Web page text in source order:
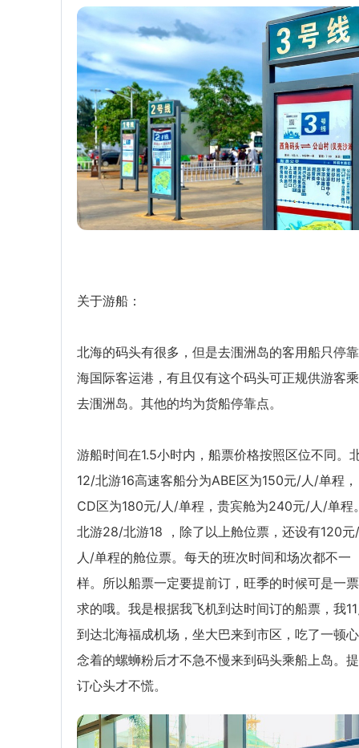
关于游船：
北海的码头有很多，但是去涠洲岛的客用船只停
海国际客运港，有且仅有这个码头可正规供游客
去涠洲岛。其他的均为货船停靠点。
游船时间在1.5小时内，船票价格按照区位不同。
12/北游16高速客船分为ABE区为150元/人/单程，
CD区为180元/人/单程，贵宾舱为240元/人/单程
北游28/北游18 ，除了以上舱位票，还设有120元/
人/单程的舱位票。每天的班次时间和场次都不一
样。所以船票一定要提前订，旺季的时候可是一
求的哦。我是根据我飞机到达时间订的船票，我
到达北海福成机场，坐大巴来到市区，吃了一顿
念着的螺蛳粉后才不急不慢来到码头乘船上岛。
订心头才不慌。